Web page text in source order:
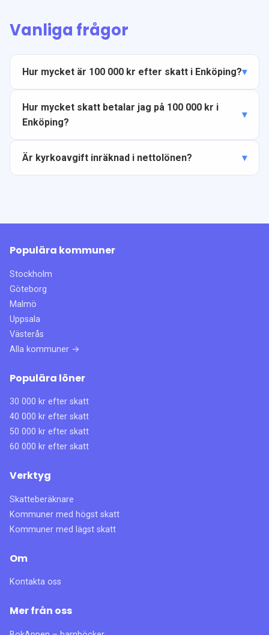
Vanliga frågor
Hur mycket är 100 000 kr efter skatt i Enköping?
Hur mycket skatt betalar jag på 100 000 kr i
Enköping?
Är kyrkoavgift inräknad i nettolönen?
Populära kommuner
Stockholm
Göteborg
Malmö
Uppsala
Västerås
Alla kommuner →
Populära löner
30 000 kr efter skatt
40 000 kr efter skatt
50 000 kr efter skatt
60 000 kr efter skatt
Verktyg
Skatteberäknare
Kommuner med högst skatt
Kommuner med lägst skatt
Om
Kontakta oss
Mer från oss